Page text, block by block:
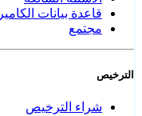
قاعدة بيانات الكاميرا
مجتمع
الترخيص
شراء الترخيص